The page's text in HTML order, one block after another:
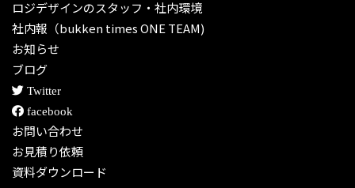
ロジデザインのスタッフ・社内環境
社内報（bukken times ONE TEAM)
お知らせ
ブログ
Twitter
facebook
お問い合わせ
お見積り依頼
資料ダウンロード